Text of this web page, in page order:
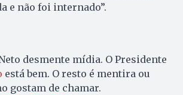
e não foi internado”.
desmente mídia. O Presidente
está bem. O resto é mentira ou
gostam de chamar.